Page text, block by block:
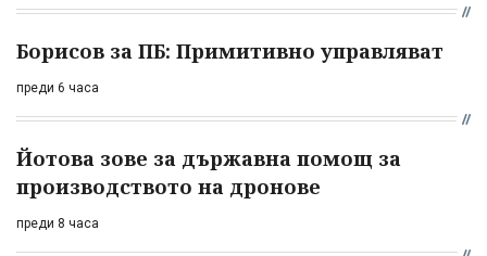
Борисов за ПБ: Примитивно управляват
преди 6 часа
Йотова зове за държавна помощ за
производството на дронове
преди 8 часа